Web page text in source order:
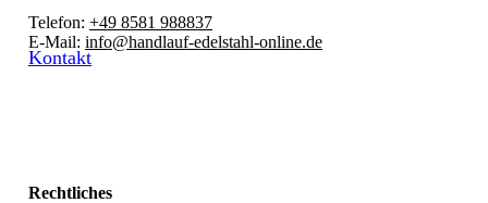
Telefon: +49 8581 988837
E-Mail: info@handlauf-edelstahl-online.de
Kontakt
Rechtliches